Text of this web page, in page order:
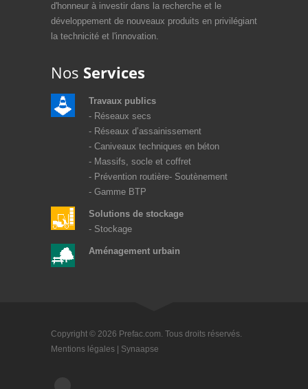
d'honneur à investir dans la recherche et le
développement de nouveaux produits en privilégiant
la technicité et l'innovation.
Nos Services
Travaux publics
Réseaux secs
Réseaux d’assainissement
Caniveaux techniques en béton
Massifs, socle et coffret
Prévention routière Soutènement
Gamme BTP
Solutions de stockage
Stockage
Aménagement urbain
Copyright © 2026 Prefac.com. Tous droits réservés.
Mentions légales | Synaapse